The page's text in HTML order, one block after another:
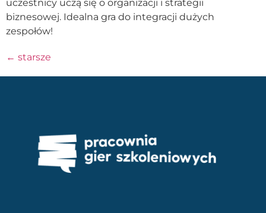
uczestnicy uczą się o organizacji i strategii
biznesowej. Idealna gra do integracji dużych
zespołów!
← starsze